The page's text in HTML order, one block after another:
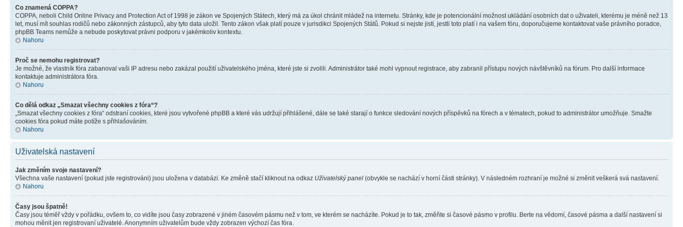
Co znamená COPPA?
COPPA, neboli Child Online Privacy and Protection Act of 1998 je zákon ve Spojených Státech, který má za úkol chránit mládež na internetu. Stránky, kde je potencionální možnost ukládání osobních dat o uživateli, kterému je méně než 13
let, musí mít souhlas rodičů nebo zákonných zástupců, aby tyto data uložil. Tento zákon však platí pouze v jurisdikci Spojených Států. Pokud si nejste jisti, jestli toto platí i na vašem fóru, doporučujeme kontaktovat vaše právního poradce,
phpBB Teams nemůže a nebude poskytovat právni podporu v jakémkoliv kontextu.
Nahoru
Proč se nemohu registrovat?
Je možné, že vlastník fóra zabanoval vaši IP adresu nebo zakázal použití uživatelského jména, které jste si zvolili. Administrátor také mohl vypnout registrace, aby zabranil přístupu nových návštěvníků na fórum. Pro další informace
kontaktuje administrátora fóra.
Nahoru
Co dělá odkaz „Smazat všechny cookies z fóra“?
„Smazat všechny cookies z fóra“ odstraní cookies, které jsou vytvořené phpBB a které vás udržují přihlášené, dále se také starají o funkce sledování nových příspěvků na fórech a v tématech, pokud to administrátor umožňuje. Smažte
cookies fóra pokud máte potíže s přihlašováním.
Nahoru
Uživatelská nastavení
Jak změním svoje nastavení?
Všechna vaše nastavení (pokud jste registrováni) jsou uložena v databázi. Ke změně stačí kliknout na odkaz Uživatelský panel (obvykle se nachází v horní části stránky). V následném rozhraní je možné si změnit veškerá svá nastavení.
Nahoru
Časy jsou špatně!
Časy jsou téměř vždy v pořádku, ovšem to, co vidíte jsou časy zobrazené v jiném časovém pásmu než v tom, ve kterém se nacházíte. Pokud je to tak, změňte si časové pásmo v profilu. Berte na vědomí, časové pásma a další nastavení si
mohou měnit jen registrovaní uživatelé. Anonymním uživatelům bude vždy zobrazen výchozí čas fóra.